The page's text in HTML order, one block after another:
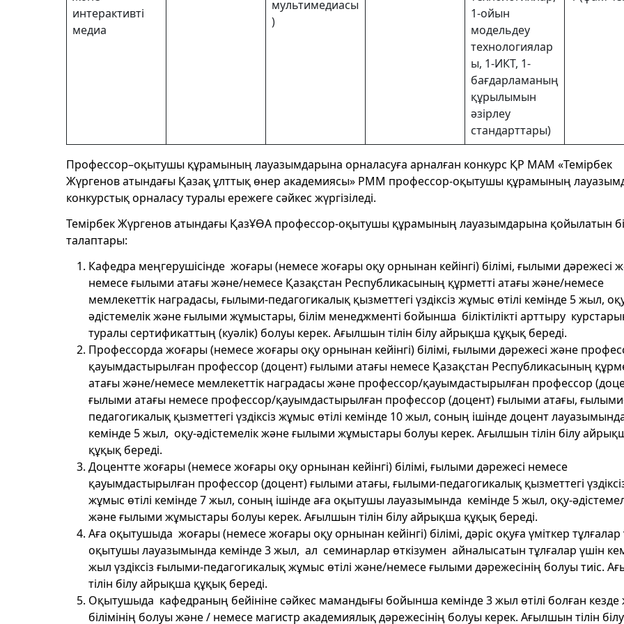
интерактивті
медиа
мультимедиасы
)
1-ойын
модельдеу
технологиялар
ы, 1-ИКТ, 1-
бағдарламаның
құрылымын
әзірлеу
стандарттары)
Профессор–оқытушы құрамының лауазымдарына орналасуға арналған конкурс ҚР МАМ «Темірбек
Жүргенов атындағы Қазақ ұлттық өнер академиясы» РММ профессор-оқытушы құрамының
конкурстық орналасу туралы ережеге сәйкес жүргізіледі.
Темірбек Жүргенов атындағы ҚазҰӨА профессор-оқытушы құрамының лауазымдарына қойылатын
талаптары:
Кафедра меңгерушісінде жоғары (немесе жоғары оқу орнынан кейінгі) білімі, ғылыми дәрежесі
немесе ғылыми атағы және/немесе Қазақстан Республикасының құрметті атағы және/немесе
мемлекеттік наградасы, ғылыми-педагогикалық қызметтегі үздіксіз жұмыс өтілі кемінде 5 жыл,
әдістемелік және ғылыми жұмыстары, білім менеджменті бойынша біліктілікті арттыру
туралы сертификаттың (куәлік) болуы керек. Ағылшын тілін білу айрықша құқық береді.
Профессорда жоғары (немесе жоғары оқу орнынан кейінгі) білімі, ғылыми дәрежесі және
қауымдастырылған профессор (доцент) ғылыми атағы немесе Қазақстан Республикасының
атағы және/немесе мемлекеттік наградасы және профессор/қауымдастырылған профессор
ғылыми атағы немесе профессор/қауымдастырылған профессор (доцент) ғылыми атағы,
педагогикалық қызметтегі үздіксіз жұмыс өтілі кемінде 10 жыл, соның ішінде доцент
кемінде 5 жыл, оқу-әдістемелік және ғылыми жұмыстары болуы керек. Ағылшын тілін білу
құқық береді.
Доцентте жоғары (немесе жоғары оқу орнынан кейінгі) білімі, ғылыми дәрежесі немесе
қауымдастырылған профессор (доцент) ғылыми атағы, ғылыми-педагогикалық қызметтегі
жұмыс өтілі кемінде 7 жыл, соның ішінде аға оқытушы лауазымында кемінде 5 жыл, оқу-
және ғылыми жұмыстары болуы керек. Ағылшын тілін білу айрықша құқық береді.
Аға оқытушыда жоғары (немесе жоғары оқу орнынан кейінгі) білімі, дәріс оқуға үміткер тұлғалар
оқытушы лауазымында кемінде 3 жыл, ал семинарлар өткізумен айналысатын тұлғалар үшін
жыл үздіксіз ғылыми-педагогикалық жұмыс өтілі және/немесе ғылыми дәрежесінің болуы тиіс.
тілін білу айрықша құқық береді.
Оқытушыда кафедраның бейініне сәйкес мамандығы бойынша кемінде 3 жыл өтілі болған
білімінің болуы және / немесе магистр академиялық дәрежесінің болуы керек. Ағылшын тілін білу